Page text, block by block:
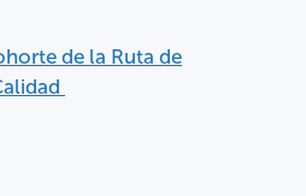
de la Ruta de